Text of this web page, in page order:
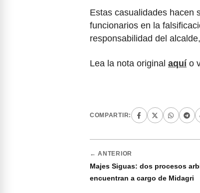
Estas casualidades hacen
funcionarios en la
responsabilidad del
Lea la nota original aquí o
COMPARTIR:
← ANTERIOR
Majes Siguas: dos procesos
encuentran a cargo de Midagri